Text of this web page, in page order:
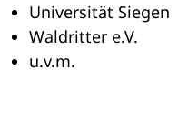
Universität Siegen
Waldritter e.V.
u.v.m.